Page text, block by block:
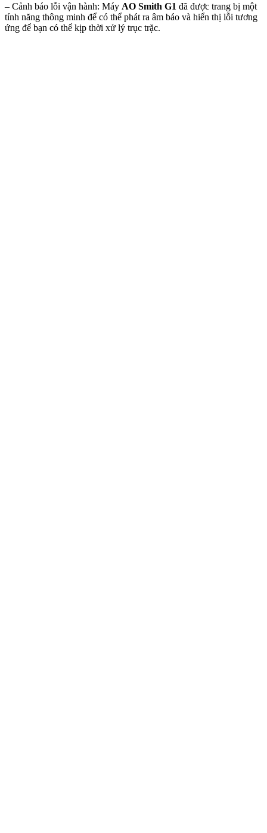
– Cảnh báo lỗi vận hành: Máy AO Smith G1 đã được trang bị một
tính năng thông minh để có thể phát ra âm báo và hiển thị lỗi tương
ứng để bạn có thể kịp thời xử lý trục trặc.